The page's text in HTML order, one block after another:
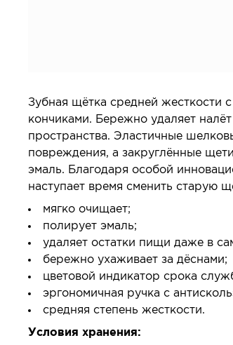
Зубная щётка средней жесткости
кончиками. Бережно удаляет
пространства. Эластичные
повреждения, а закруглённые
эмаль. Благодаря особой
наступает время сменить старую
мягко очищает;
полирует эмаль;
удаляет остатки пищи даже в
бережно ухаживает за дёснами;
цветовой индикатор срока
эргономичная ручка с
средняя степень жесткости.
Условия хранения: